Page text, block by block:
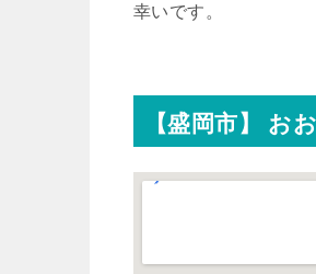
幸いです。
【盛岡市】 お